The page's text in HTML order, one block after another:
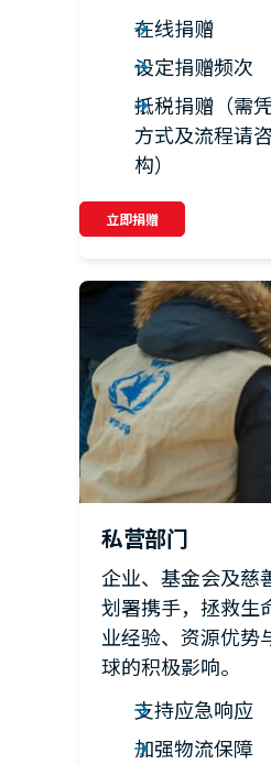
在线捐赠
设定捐赠频次
抵税捐赠（需
方式及流程请
构）
立即捐赠
私营部门
企业、基金会及慈
划署携手，拯救生
业经验、资源优势
球的积极影响。
支持应急响应
加强物流保障